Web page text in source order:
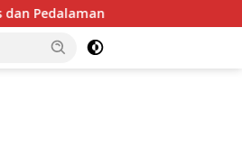
2026 Diraih Iptu Motalip Litiloly,